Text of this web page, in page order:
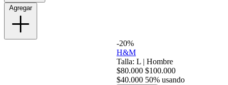
Agregar
-20%
H&M
Talla: L | Hombre
$80.000 $100.000
$40.000 50% usando